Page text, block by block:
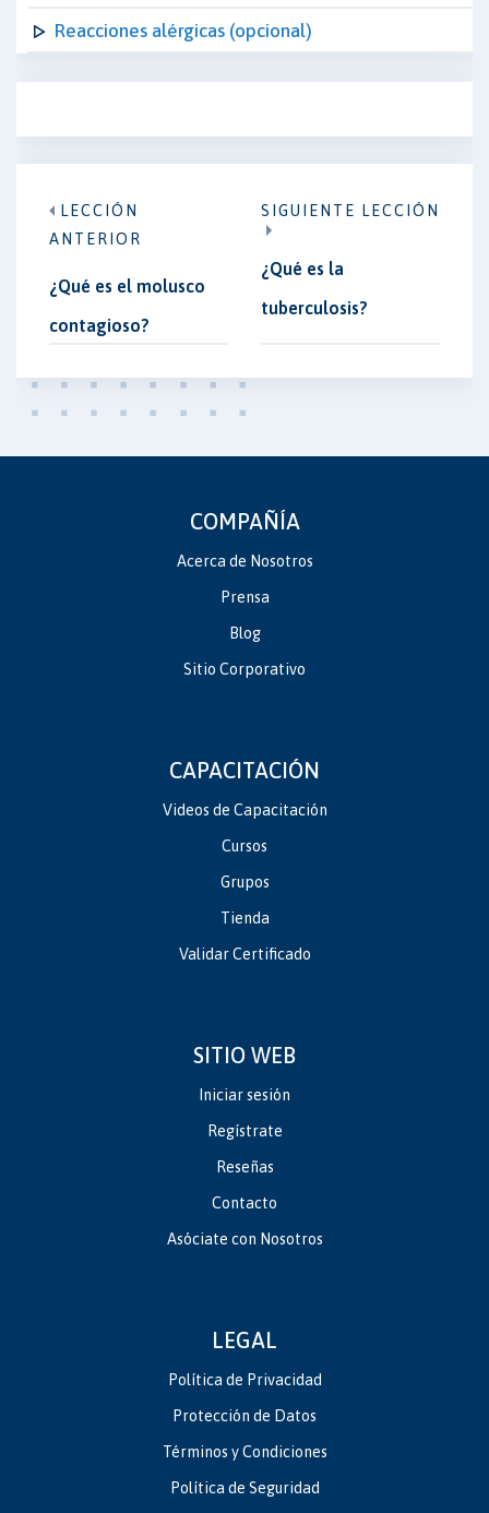
Reacciones alérgicas (opcional)
LECCIÓN
ANTERIOR
¿Qué es el molusco
contagioso?
SIGUIENTE LECCIÓN
¿Qué es la
tuberculosis?
COMPAÑÍA
Acerca de Nosotros
Prensa
Blog
Sitio Corporativo
CAPACITACIÓN
Videos de Capacitación
Cursos
Grupos
Tienda
Validar Certificado
SITIO WEB
Iniciar sesión
Regístrate
Reseñas
Contacto
Asóciate con Nosotros
LEGAL
Política de Privacidad
Protección de Datos
Términos y Condiciones
Política de Seguridad